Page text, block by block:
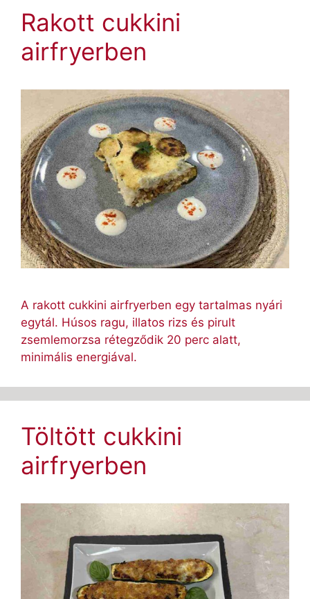
Rakott cukkini
airfryerben
A rakott cukkini airfryerben egy tartalmas nyári
egytál. Húsos ragu, illatos rizs és pirult
zsemlemorzsa rétegződik 20 perc alatt,
minimális energiával.
Töltött cukkini
airfryerben